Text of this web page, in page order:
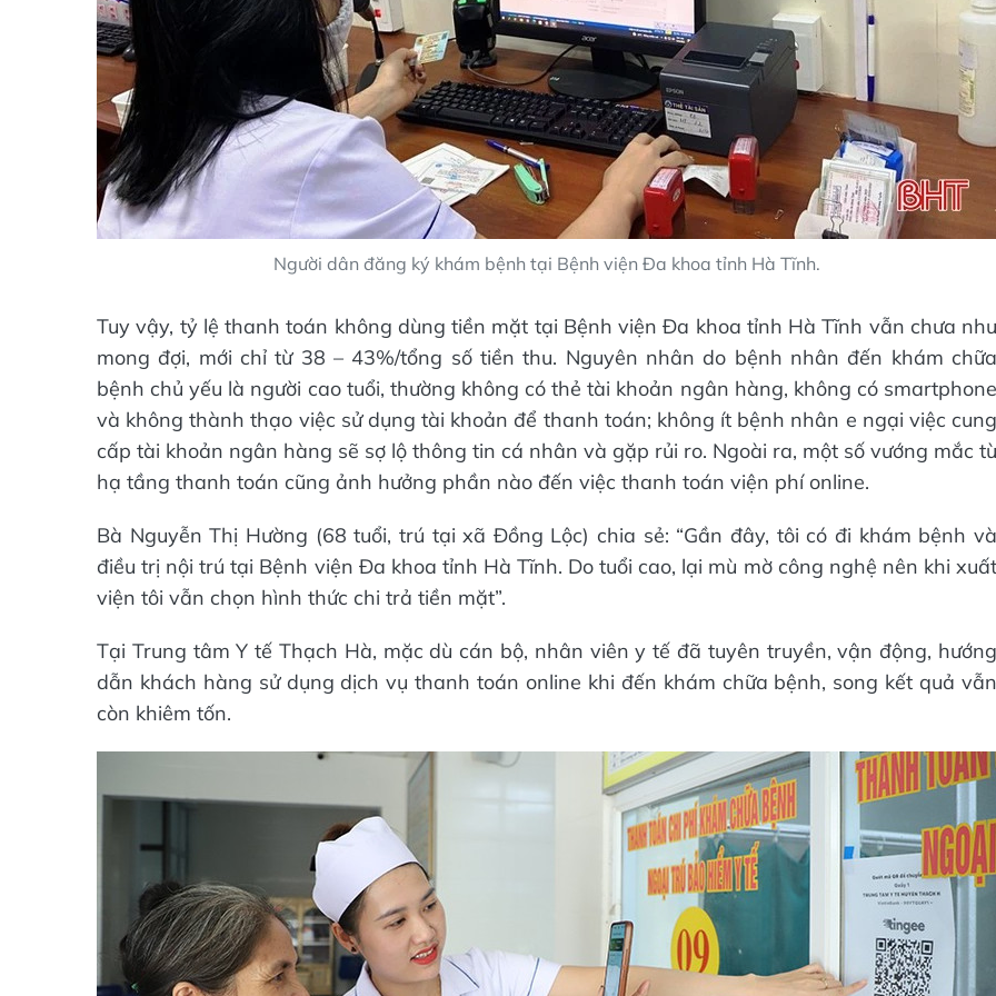
Người dân đăng ký khám bệnh tại Bệnh viện Đa khoa tỉnh Hà Tĩnh.
Tuy vậy, tỷ lệ thanh toán không dùng tiền mặt tại Bệnh viện Đa khoa tỉnh Hà Tĩnh vẫn chưa như
mong đợi, mới chỉ từ 38 – 43%/tổng số tiền thu. Nguyên nhân do bệnh nhân đến khám chữa
bệnh chủ yếu là người cao tuổi, thường không có thẻ tài khoản ngân hàng, không có smartphone
và không thành thạo việc sử dụng tài khoản để thanh toán; không ít bệnh nhân e ngại việc cung
cấp tài khoản ngân hàng sẽ sợ lộ thông tin cá nhân và gặp rủi ro. Ngoài ra, một số vướng mắc từ
hạ tầng thanh toán cũng ảnh hưởng phần nào đến việc thanh toán viện phí online.
Bà Nguyễn Thị Hường (68 tuổi, trú tại xã Đồng Lộc) chia sẻ: “Gần đây, tôi có đi khám bệnh và
điều trị nội trú tại Bệnh viện Đa khoa tỉnh Hà Tĩnh. Do tuổi cao, lại mù mờ công nghệ nên khi xuất
viện tôi vẫn chọn hình thức chi trả tiền mặt”.
Tại Trung tâm Y tế Thạch Hà, mặc dù cán bộ, nhân viên y tế đã tuyên truyền, vận động, hướng
dẫn khách hàng sử dụng dịch vụ thanh toán online khi đến khám chữa bệnh, song kết quả vẫn
còn khiêm tốn.